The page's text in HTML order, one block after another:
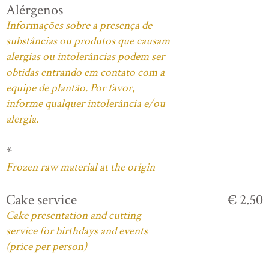
Alérgenos
Informações sobre a presença de
substâncias ou produtos que causam
alergias ou intolerâncias podem ser
obtidas entrando em contato com a
equipe de plantão. Por favor,
informe qualquer intolerância e/ou
alergia.
*
Frozen raw material at the origin
Cake service
Cake presentation and cutting
service for birthdays and events
(price per person)
€ 2.50